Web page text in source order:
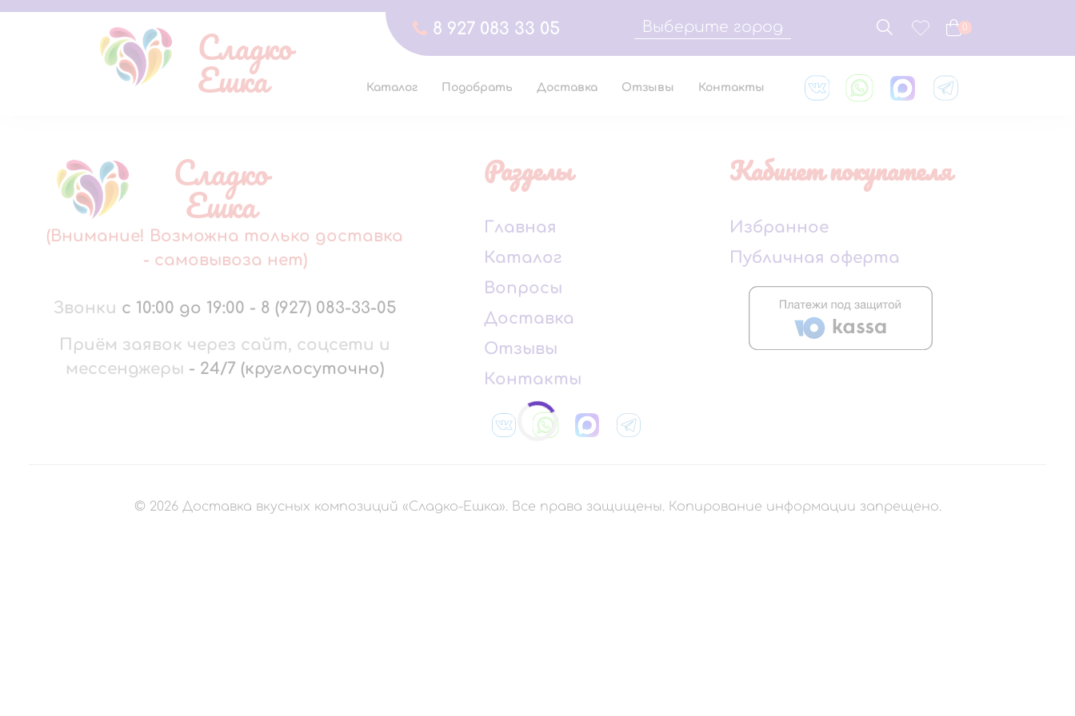
8 927 083 33 05 Выберите город 0
Сладко
Ешка Каталог Подобрать Доставка Отзывы Контакты
Сладко
Ешка
(Внимание! Возможна только доставка
- самовывоза нет)
Звонки с 10:00 до 19:00 - 8 (927) 083-33-05
Приём заявок через сайт, соцсети и
мессенджеры - 24/7 (круглосуточно)
Разделы
Главная
Каталог
Вопросы
Доставка
Отзывы
Контакты
Кабинет покупателя
Избранное
Публичная оферта
© 2026Доставка вкусных композиций «Сладко-Ешка». Все права защищены. Копирование информации запрещено.